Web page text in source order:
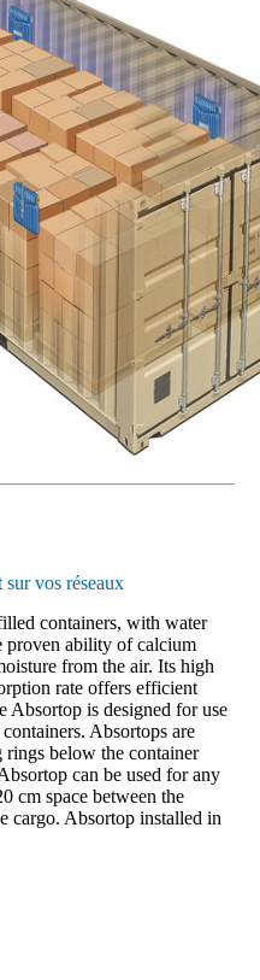
sur vos réseaux
containers, with water
proven ability of calcium
from the air. Its high
rate offers efficient
Absortop is designed for use
Absortops are
rings below the container
can be used for any
cm space between the
cargo. Absortop installed in